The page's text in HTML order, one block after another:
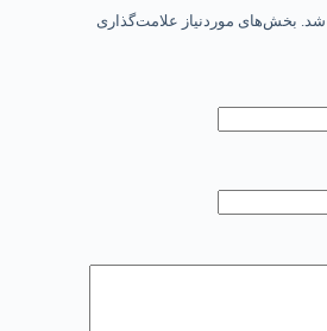
بخش‌های موردنیاز علامت‌گذاری